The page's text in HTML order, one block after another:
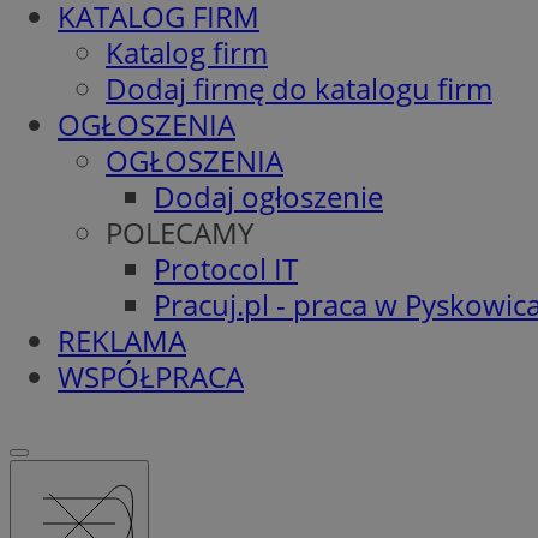
KATALOG FIRM
Katalog firm
Dodaj firmę do katalogu firm
OGŁOSZENIA
OGŁOSZENIA
Dodaj ogłoszenie
POLECAMY
Protocol IT
Pracuj.pl - praca w
REKLAMA
WSPÓŁPRACA